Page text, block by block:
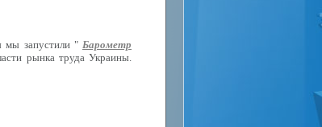
мы запустили " Барометр
рынка труда Украины.